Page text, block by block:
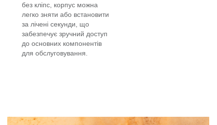
без кліпс, корпус можна
легко зняти або встановити
за лічені секунди, що
забезпечує зручний доступ
до основних компонентів
для обслуговування.